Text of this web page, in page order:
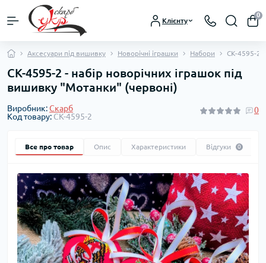
Клієнту
0
Аксесуари під вишивку Новорічні іграшки Набори СК-4595-2 -
СК-4595-2 - набір новорічних іграшок під
вишивку "Мотанки" (червоні)
Виробник:Скарб
Код товару: СК-4595-2
0
Все про товар Опис Характеристики Відгуки 0